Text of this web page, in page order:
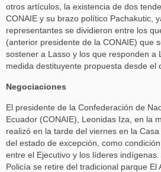
otros artículos, la existencia de dos
CONAIE y su brazo político Pachakutic,
representantes se dividieron entre los
(anterior presidente de la CONAIE) que
sostener a Lasso y los que responden a
medida destituyente propuesta desde el
Negociaciones
El presidente de la Confederación de
Ecuador (CONAIE), Leonidas Iza, en la
realizó en la tarde del viernes en la
del estado de excepción, como
entre el Ejecutivo y los líderes
Policía se retire del tradicional parque